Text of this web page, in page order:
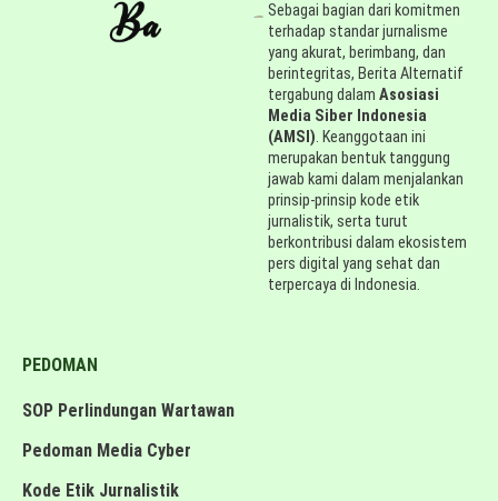
Sebagai bagian dari komitmen
terhadap standar jurnalisme
yang akurat, berimbang, dan
berintegritas, Berita Alternatif
tergabung dalamAsosiasi
Media Siber Indonesia
(AMSI). Keanggotaan ini
merupakan bentuk tanggung
jawab kami dalam menjalankan
prinsip-prinsip kode etik
jurnalistik, serta turut
berkontribusi dalam ekosistem
pers digital yang sehat dan
terpercaya di Indonesia.
PEDOMAN
SOP Perlindungan Wartawan
Pedoman Media Cyber
Kode Etik Jurnalistik